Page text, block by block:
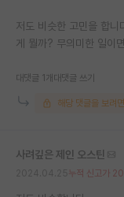
저도 비슷한 고민을 합
게 뭘까? 무의미한 일이
대댓글 1개 대댓글 쓰기
해당 댓글을 보려
사려깊은 제인 오스틴
누적 신고가